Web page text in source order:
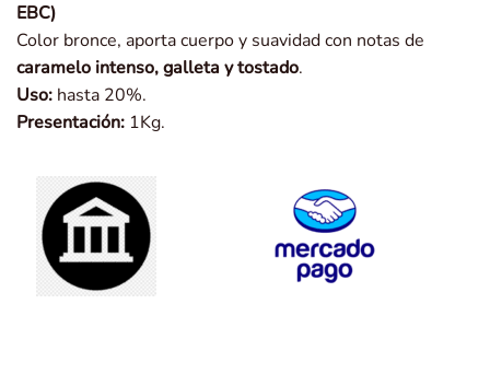
EBC)
Color bronce, aporta cuerpo y suavidad con notas de
caramelo intenso, galleta y tostado.
Uso: hasta 20%.
Presentación: 1Kg.